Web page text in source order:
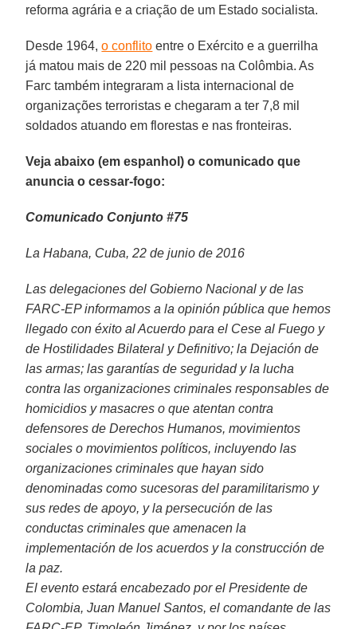
reforma agrária e a criação de um Estado socialista.
Desde 1964,o conflito entre o Exército e a guerrilha
já matou mais de 220 mil pessoas na Colômbia. As
Farc também integraram a lista internacional de
organizações terroristas e chegaram a ter 7,8 mil
soldados atuando em florestas e nas fronteiras.
Veja abaixo (em espanhol) o comunicado que
anuncia o cessar-fogo:
Comunicado Conjunto #75
La Habana, Cuba, 22 de junio de 2016
Las delegaciones del Gobierno Nacional y de las
FARC-EP informamos a la opinión pública que hemos
llegado con éxito al Acuerdo para el Cese al Fuego y
de Hostilidades Bilateral y Definitivo; la Dejación de
las armas; las garantías de seguridad y la lucha
contra las organizaciones criminales responsables de
homicidios y masacres o que atentan contra
defensores de Derechos Humanos, movimientos
sociales o movimientos políticos, incluyendo las
organizaciones criminales que hayan sido
denominadas como sucesoras del paramilitarismo y
sus redes de apoyo, y la persecución de las
conductas criminales que amenacen la
implementación de los acuerdos y la construcción de
la paz.
El evento estará encabezado por el Presidente de
Colombia, Juan Manuel Santos, el comandante de las